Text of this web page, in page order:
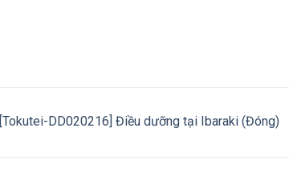
[Tokutei-DD020216] Điều dưỡng tại Ibaraki (Đóng)